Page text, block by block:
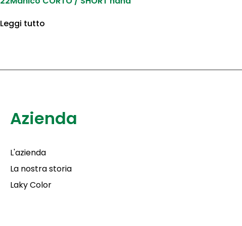
Leggi tutto
Azienda
L'azienda
La nostra storia
Laky Color